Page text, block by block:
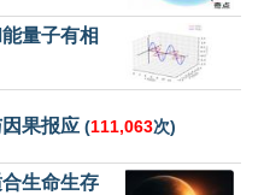
量子有相
果报应 (111,063次)
生命生存